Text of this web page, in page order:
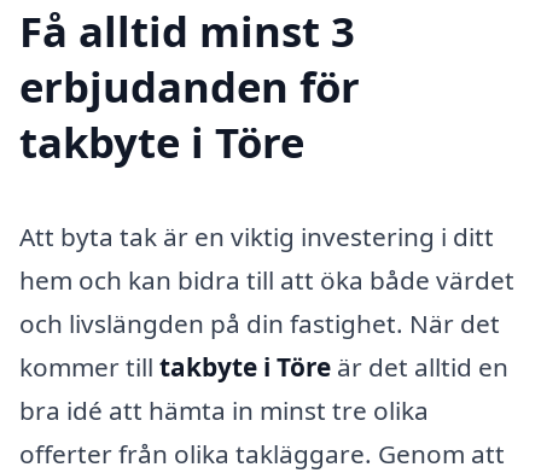
Få alltid minst 3
erbjudanden för
takbyte i Töre
Att byta tak är en viktig investering i ditt
hem och kan bidra till att öka både värdet
och livslängden på din fastighet. När det
kommer till takbyte i Töre är det alltid en
bra idé att hämta in minst tre olika
offerter från olika takläggare. Genom att